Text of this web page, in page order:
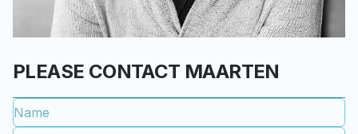
PLEASE CONTACT MAARTEN